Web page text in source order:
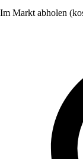
Im Markt abholen